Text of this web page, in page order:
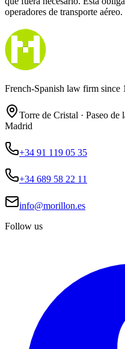
operadores de transporte aéreo.
French-Spanish law firm since
Torre de Cristal · Paseo de
Madrid
+34 91 119 05 35
+34 689 58 22 11
info@morillon.es
Follow us